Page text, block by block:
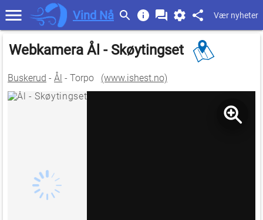
Vind Nå Vær nyheter
Webkamera Ål - Skøytingset
Buskerud - Ål - Torpo (www.ishest.no)